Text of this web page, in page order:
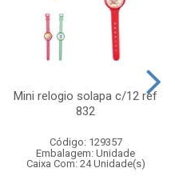
Mini relogio solapa c/12 ref
832
Código: 129357
Embalagem: Unidade
Caixa Com: 24 Unidade(s)